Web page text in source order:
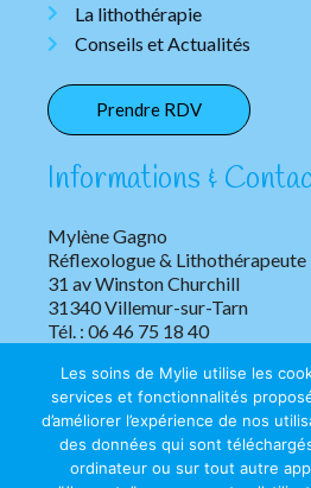
La lithothérapie
Conseils et Actualités
Prendre RDV
Informations &
Mylène Gagno
Réflexologue & Lithothérapeute
31 av Winston Churchill
31340 Villemur-sur-Tarn
Tél. : 06 46 75 18 40
Les soins de Mylie utilise les
services et fonctionnalités
d’améliorer l’expérience de nos
des données qui sont
ordinateur ou sur tout autre